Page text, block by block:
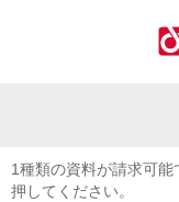
1種類の資料が請求可
押してください。